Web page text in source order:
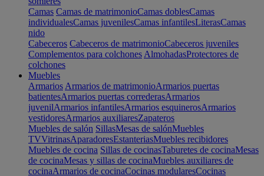
Camas Camas de matrimonioCamas doblesCamas
individualesCamas juvenilesCamas infantilesLiterasCamas
nido
Cabeceros Cabeceros de matrimonioCabeceros juveniles
Complementos para colchones AlmohadasProtectores de
colchones
Muebles
Armarios Armarios de matrimonioArmarios puertas
batientesArmarios puertas correderasArmarios
juvenilArmarios infantilesArmarios esquinerosArmarios
vestidoresArmarios auxiliaresZapateros
Muebles de salón SillasMesas de salónMuebles
TVVitrinasAparadoresEstanteriasMuebles recibidores
Muebles de cocina Sillas de cocinasTaburetes de cocinaMesas
de cocinaMesas y sillas de cocinaMuebles auxiliares de
cocinaArmarios de cocinaCocinas modularesCocinas